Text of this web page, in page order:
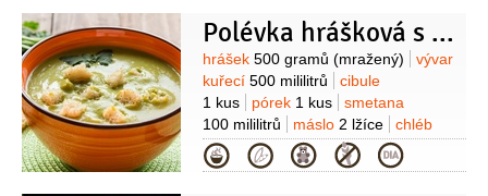
Polévka hrášková s krutony
Suroviny
hrášek 500 gramů (mražený)
vývar
kuřecí 500 mililitrů
cibule
1 kus
pórek 1 kus
smetana
100 mililitrů
máslo 2 lžíce
chléb
toastový5 plátků sůl pepř
Kategorie